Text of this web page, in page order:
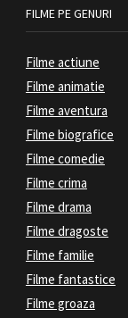
FILME PE GENURI
Filme actiune
Filme animatie
Filme aventura
Filme biografice
Filme comedie
Filme crima
Filme drama
Filme dragoste
Filme familie
Filme fantastice
Filme groaza